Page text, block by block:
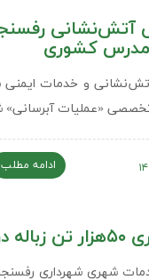
آتش‌نشانی
کشوری
«عملیات آبرسانی»
ادامه مطلب
رفسنجان